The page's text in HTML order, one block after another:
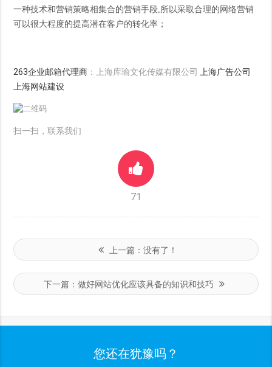
一种技术和营销策略相集合的营销手段,所以采取合理的网络营销
可以很大程度的提高潜在客户的转化率；
263企业邮箱代理商 ：上海库瑜文化传媒有限公司
上海广告公司
上海网站建设
扫一扫，联系我们
71
上一篇： 没有了！
下一篇：做好网站优化应该具备的知识和技巧
您还在犹豫吗？